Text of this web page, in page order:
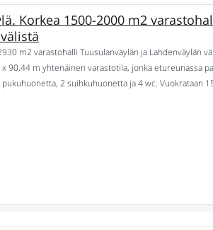
Korkea 1500-2000 m2
m2 varastohalli Tuusulanväylän ja Lahdenväylän
90,44 m yhtenäinen varastotila, jonka etureunassa
2 suihkuhuonetta ja 4 wc. Vuokrataan